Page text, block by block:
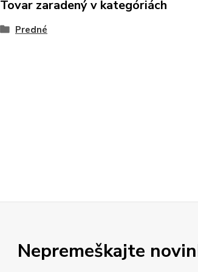
Tovar zaradený v kategóriách
Predné
Nepremeškajte